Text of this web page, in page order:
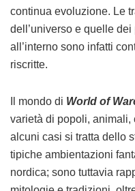
continua evoluzione. Le
dell’universo e quelle
all’interno sono infatti
riscritte.
Il mondo di World of
varietà di popoli, animali,
alcuni casi si tratta dello
tipiche ambientazioni
nordica; sono tuttavia